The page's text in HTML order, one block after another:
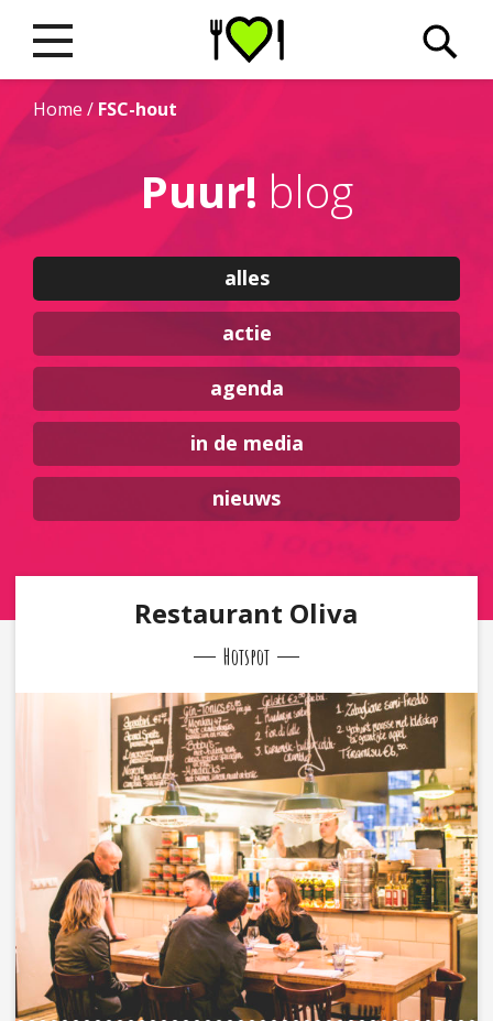
Home/ FSC-hout
Puur! blog
alles
actie
agenda
in de media
nieuws
Restaurant Oliva
Hotspot